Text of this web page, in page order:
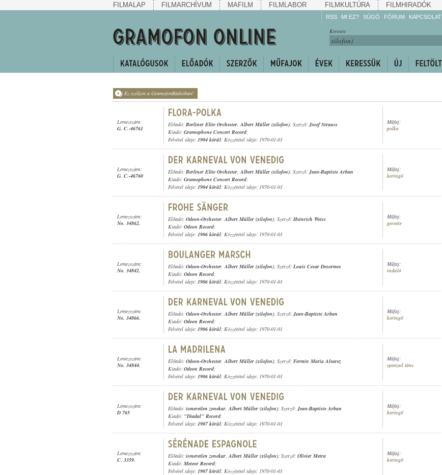
FILMALAP FILMARCHÍVUM MAFILM FILMLABOR FILMKULTÚRA FILMHIRADÓK
RSS MI EZ? SÚGÓ
Gyarapítsa!
FÓRUM KAPCSOLAT
Keresés:
Ez szóljon a GramofonRádióban!
Lemezszám:
G. C.-46761
Előadó: Berliner Elite Orchester,Albert Müller (xilofon); Szerző:Josef Strauss
Kiadó: Gramophone Concert Record;
Felvétel ideje: 1904 körül; Közzététel ideje: 1970-01-01
Műfaj:
polka
Lemezszám:
G. C.-46760
Előadó: Berliner Elite Orchester,Albert Müller (xilofon); Szerző:Jean-Baptiste Arban
Kiadó: Gramophone Concert Record;
Felvétel ideje: 1904 körül; Közzététel ideje: 1970-01-01
Műfaj:
keringő
Lemezszám:
No. 34862.
Előadó: Odeon-Orchester,Albert Müller (xilofon); Szerző: Heinrich Weiss
Kiadó: Odeon Record;
Felvétel ideje: 1906 körül; Közzététel ideje: 1970-01-01
Műfaj:
gavotte
Lemezszám:
No. 34842.
Előadó: Odeon-Orchester,Albert Müller (xilofon); Szerző: Louis Cesar Desormes
Kiadó: Odeon Record;
Felvétel ideje: 1906 körül; Közzététel ideje: 1970-01-01
Műfaj:
induló
Lemezszám:
No. 34866.
Előadó: Odeon-Orchester,Albert Müller (xilofon); Szerző:Jean-Baptiste Arban
Kiadó: Odeon Record;
Felvétel ideje: 1906 körül; Közzététel ideje: 1970-01-01
Műfaj:
keringő
Lemezszám:
No. 34844.
Előadó: Odeon-Orchester,Albert Müller (xilofon); Szerző: Fermin Maria Alvarez
Kiadó: Odeon Record;
Felvétel ideje: 1906 körül; Közzététel ideje: 1970-01-01
Műfaj:
spanyol tánc
Lemezszám:
D 765
Előadó: ismeretlen zenekar,Albert Müller (xilofon); Szerző:Jean-Baptiste Arban
Kiadó: "Diadal" Record;
Felvétel ideje: 1907 körül; Közzététel ideje: 1970-01-01
Műfaj:
keringő
Lemezszám:
C. 3359.
Előadó: ismeretlen zenekar,Albert Müller (xilofon); Szerző: Olivier Metra
Kiadó: Meteor Record;
Felvétel ideje: 1907 körül; Közzététel ideje: 1970-01-01
Műfaj:
keringő